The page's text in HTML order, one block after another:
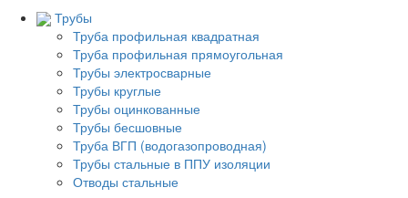
Трубы
Труба профильная квадратная
Труба профильная прямоугольная
Трубы электросварные
Трубы круглые
Трубы оцинкованные
Трубы бесшовные
Труба ВГП (водогазопроводная)
Трубы стальные в ППУ изоляции
Отводы стальные